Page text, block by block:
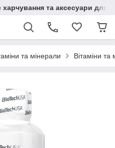
та аксесуари для
та мінерали Вітаміни